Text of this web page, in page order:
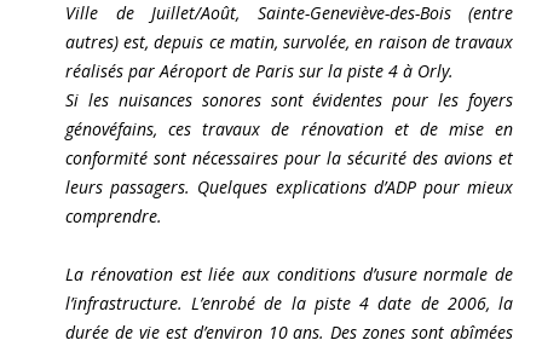
Ville de Juillet/Août, Sainte-Geneviève-des-Bois (entre
autres) est, depuis ce matin, survolée, en raison de travaux
réalisés par Aéroport de Paris sur la piste 4 à Orly.
Si les nuisances sonores sont évidentes pour les foyers
génovéfains, ces travaux de rénovation et de mise en
conformité sont nécessaires pour la sécurité des avions et
leurs passagers. Quelques explications d’ADP pour mieux
comprendre.
La rénovation est liée aux conditions d’usure normale de
l’infrastructure. L’enrobé de la piste 4 date de 2006, la
durée de vie est d’environ 10 ans. Des zones sont abîmées